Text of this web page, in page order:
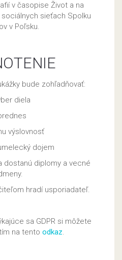
v časopise Život a na
sieťach Spolku
v Poľsku.
bude zohľadňovať:
diela
výslovnosť
dojem
dostanú diplomy a vecné
hradí usporiadateľ.
sa GDPR si môžete
na tento odkaz.